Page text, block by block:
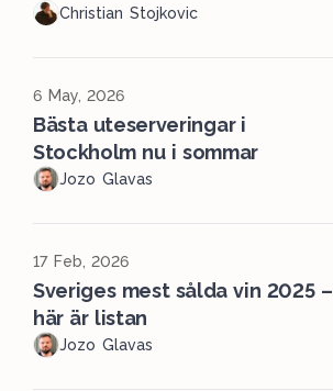
Christian Stojkovic
6 May, 2026
Bästa uteserveringar i
Stockholm nu i sommar
Jozo Glavas
17 Feb, 2026
Sveriges mest sålda vin 2025 –
här är listan
Jozo Glavas